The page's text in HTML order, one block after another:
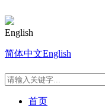
English
简体中文English
首页